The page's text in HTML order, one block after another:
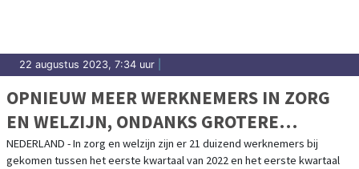
22 augustus 2023, 7:34 uur
OPNIEUW MEER WERKNEMERS IN ZORG
EN WELZIJN, ONDANKS GROTERE
UITSTROOM
NEDERLAND - In zorg en welzijn zijn er 21 duizend werknemers bij
gekomen tussen het eerste kwartaal van 2022 en het eerste kwartaal